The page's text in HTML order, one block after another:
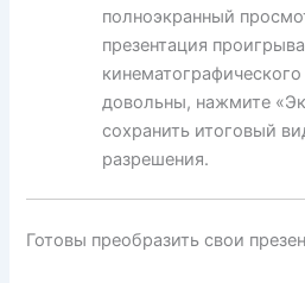
полноэкранный
презентация
довольны, нажмите
сохранить итоговый
разрешения.
Готовы преобразить свои